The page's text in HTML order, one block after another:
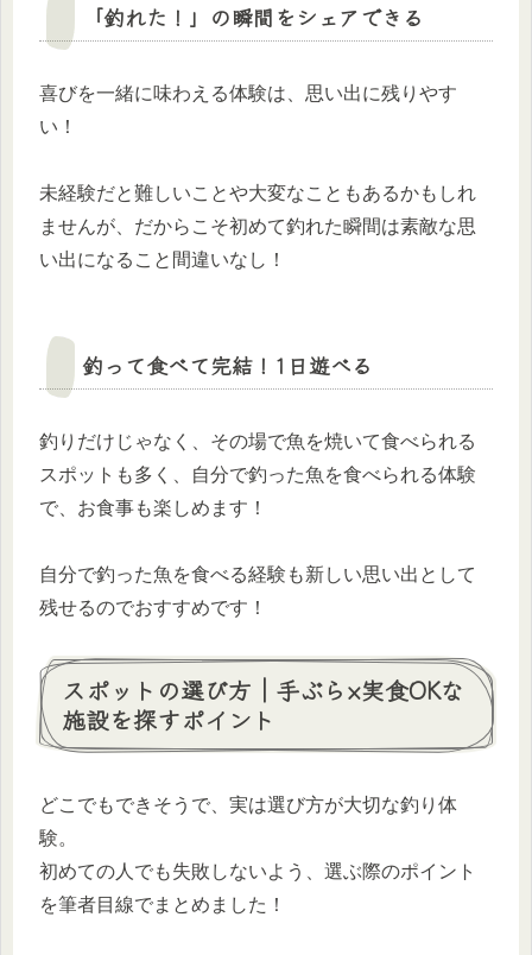
「釣れた！」の瞬間をシェアできる
喜びを一緒に味わえる体験は、思い出に残りやす
い！
未経験だと難しいことや大変なこともあるかもしれ
ませんが、だからこそ初めて釣れた瞬間は素敵な思
い出になること間違いなし！
釣って食べて完結！1日遊べる
釣りだけじゃなく、その場で魚を焼いて食べられる
スポットも多く、自分で釣った魚を食べられる体験
で、お食事も楽しめます！
自分で釣った魚を食べる経験も新しい思い出として
残せるのでおすすめです！
スポットの選び方｜手ぶら×実食OKな
施設を探すポイント
どこでもできそうで、実は選び方が大切な釣り体
験。
初めての人でも失敗しないよう、選ぶ際のポイント
を筆者目線でまとめました！